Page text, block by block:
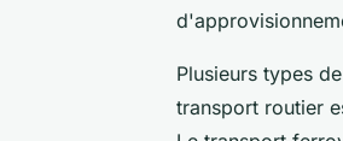
Plusieurs types
transport routier